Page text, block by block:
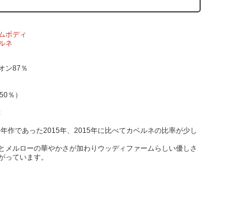
ボディ
ネ
ン87％
％）
作であった2015年、2015年に比べてカベルネの比率が少し
メルローの華やかさが加わりウッディファームらしい優しさ
っています。